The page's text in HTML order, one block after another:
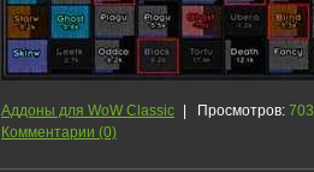
Аддоны для WoW Classic | Просмотров: 703
Комментарии (0)